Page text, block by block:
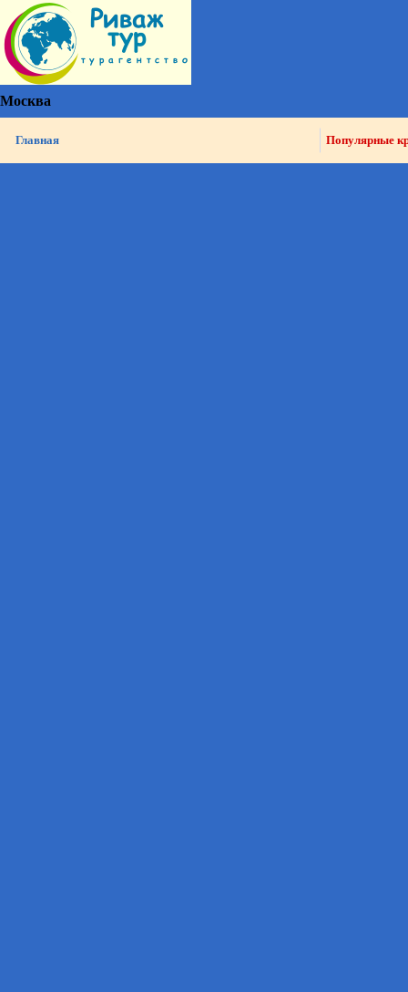
Москва
Главная Популярные